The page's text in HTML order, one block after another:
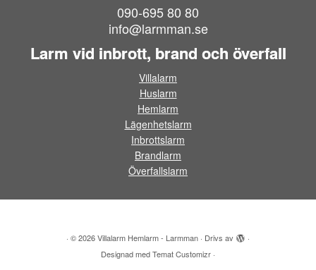
090-695 80 80
info@larmman.se
Larm vid inbrott, brand och överfall
Villalarm
Huslarm
Hemlarm
Lägenhetslarm
Inbrottslarm
Brandlarm
Överfallslarm
· © 2026Villalarm Hemlarm - Larmman · Drivs av
·
Designad medTemat Customizr ·